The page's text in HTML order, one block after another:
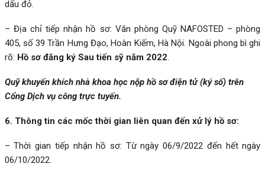
dấu đỏ.
– Địa chỉ tiếp nhận hồ sơ: Văn phòng Quỹ NAFOSTED – phòng
405, số 39 Trần Hưng Đạo, Hoàn Kiếm, Hà Nội. Ngoài phong bì ghi
rõ: Hồ sơ đăng ký Sau tiến sỹ năm 2022.
Quỹ khuyến khích nhà khoa học nộp hồ sơ điện tử (ký số) trên
Cổng Dịch vụ công trực tuyến.
6. Thông tin các mốc thời gian liên quan đến xử lý hồ sơ:
– Thời gian tiếp nhận hồ sơ: Từ ngày 06/9/2022 đến hết ngày
06/10/2022.